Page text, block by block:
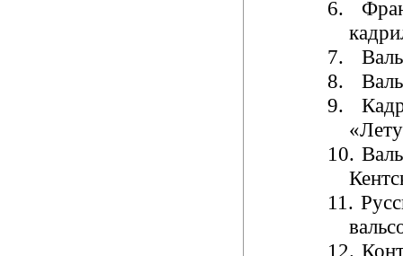
6.
7.
8.
9.
10.
11.
12.